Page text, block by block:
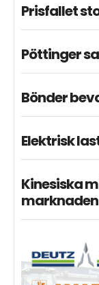
Prisfallet
Pöttinger
Bönder
Elektrisk
Kinesiska
marknaden